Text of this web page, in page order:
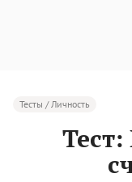
Тесты / Личность